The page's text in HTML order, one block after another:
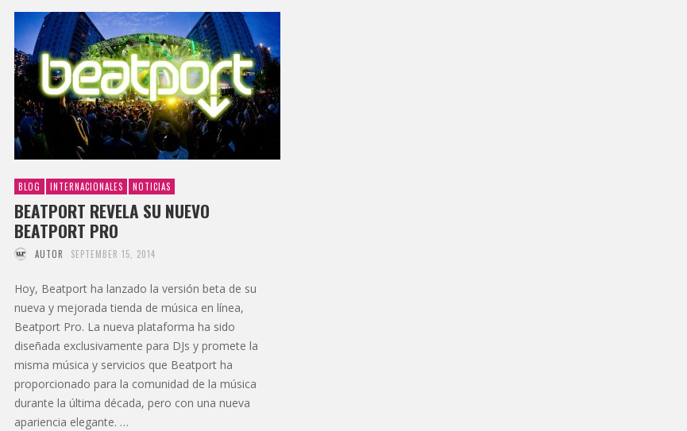
BLOG INTERNACIONALES NOTICIAS
BEATPORT REVELA SU NUEVO
BEATPORT PRO
AUTOR SEPTEMBER 15, 2014
Hoy, Beatport ha lanzado la versión beta de su
nueva y mejorada tienda de música en línea,
Beatport Pro. La nueva plataforma ha sido
diseñada exclusivamente para DJs y promete la
misma música y servicios que Beatport ha
proporcionado para la comunidad de la música
durante la última década, pero con una nueva
apariencia elegante. …